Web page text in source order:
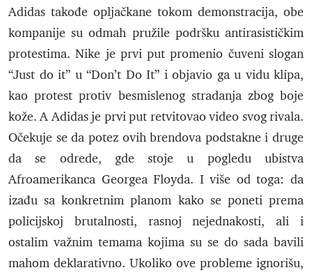
Adidas takođe opljačkane tokom demonstracija, obe
kompanije su odmah pružile podršku antirasističkim
protestima. Nike je prvi put promenio čuveni slogan
“Just do it” u “Don’t Do It” i objavio ga u vidu klipa,
kao protest protiv besmislenog stradanja zbog boje
kože. A Adidas je prvi put retvitovao video svog rivala.
Očekuje se da potez ovih brendova podstakne i druge
da se odrede, gde stoje u pogledu ubistva
Afroamerikanca Georgea Floyda. I više od toga: da
izađu sa konkretnim planom kako se poneti prema
policijskoj brutalnosti, rasnoj nejednakosti, ali i
ostalim važnim temama kojima su se do sada bavili
mahom deklarativno. Ukoliko ove probleme ignorišu,